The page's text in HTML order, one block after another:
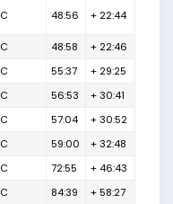
C 48:56 + 22:44
C 48:58
+ 22:46
C 55:37
+ 29:25
C 56:53
+ 30:41
C 57:04
+ 30:52
C 59:00
+ 32:48
C 72:55
+ 46:43
C 84:39
+ 58:27